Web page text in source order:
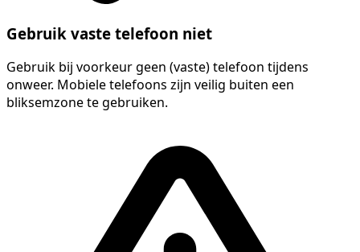
Gebruik vaste telefoon niet
Gebruik bij voorkeur geen (vaste) telefoon tijdens
onweer. Mobiele telefoons zijn veilig buiten een
bliksemzone te gebruiken.